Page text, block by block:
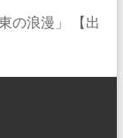
の浪漫」 【出